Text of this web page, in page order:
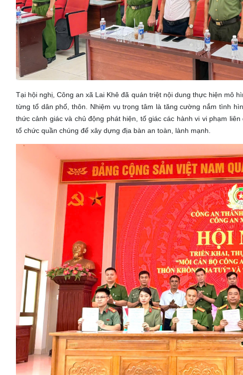
Tại hội nghị, Công an xã Lai Khê đã quán triệt nội dung thực hiện mô
từng tổ dân phố, thôn. Nhiệm vụ trọng tâm là tăng cường nắm tình
thức cảnh giác và chủ động phát hiện, tố giác các hành vi vi phạm
tổ chức quần chúng để xây dựng địa bàn an toàn, lành mạnh.